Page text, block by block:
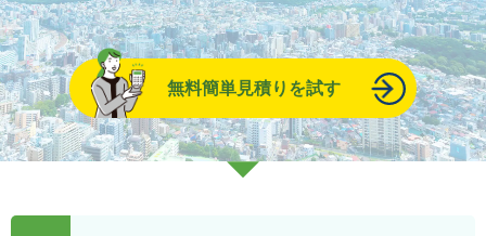
無料簡単見積りを試す